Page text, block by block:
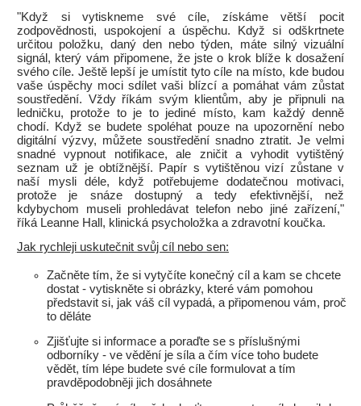
"Když si vytiskneme své cíle, získáme větší pocit
zodpovědnosti, uspokojení a úspěchu. Když si odškrtnete
určitou položku, daný den nebo týden, máte silný vizuální
signál, který vám připomene, že jste o krok blíže k dosažení
svého cíle. Ještě lepší je umístit tyto cíle na místo, kde budou
vaše úspěchy moci sdílet vaši blízcí a pomáhat vám zůstat
soustředění. Vždy říkám svým klientům, aby je připnuli na
ledničku, protože to je to jediné místo, kam každý denně
chodí. Když se budete spoléhat pouze na upozornění nebo
digitální výzvy, můžete soustředění snadno ztratit. Je velmi
snadné vypnout notifikace, ale zničit a vyhodit vytištěný
seznam už je obtížnější. Papír s vytištěnou vizí zůstane v
naší mysli déle, když potřebujeme dodatečnou motivaci,
protože je snáze dostupný a tedy efektivnější, než
kdybychom museli prohledávat telefon nebo jiné zařízení,"
říká Leanne Hall, klinická psycholožka a zdravotní koučka.
Jak rychleji uskutečnit svůj cíl nebo sen:
Začněte tím, že si vytyčíte konečný cíl a kam se chcete
dostat - vytiskněte si obrázky, které vám pomohou
představit si, jak váš cíl vypadá, a připomenou vám, proč
to děláte
Zjišťujte si informace a poraďte se s příslušnými
odborníky - ve vědění je síla a čím více toho budete
vědět, tím lépe budete své cíle formulovat a tím
pravděpodobněji jich dosáhnete